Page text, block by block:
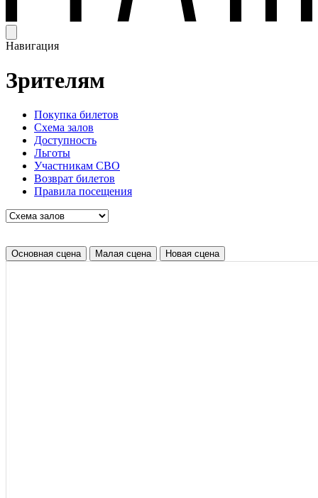
Навигация
Зрителям
Покупка билетов
Схема залов
Доступность
Льготы
Участникам СВО
Возврат билетов
Правила посещения
Основная сцена Малая сцена Новая сцена